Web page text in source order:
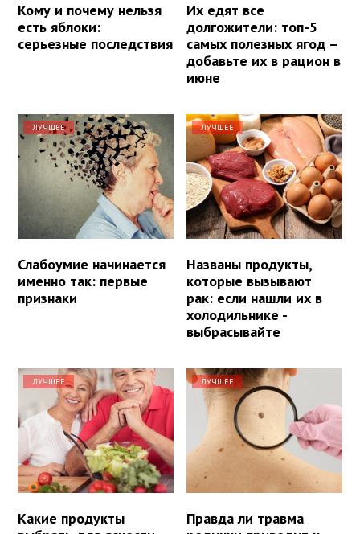
Кому и почему нельзя
есть яблоки:
серьезные последствия
Их едят все
долгожители: топ-5
самых полезных ягод –
добавьте их в рацион в
июне
ЛУЧШЕЕ
Слабоумие начинается
именно так: первые
признаки
ЛУЧШЕЕ
Названы продукты,
которые вызывают
рак: если нашли их в
холодильнике -
выбрасывайте
ЛУЧШЕЕ
Какие продукты
ЛУЧШЕЕ
Правда ли травма